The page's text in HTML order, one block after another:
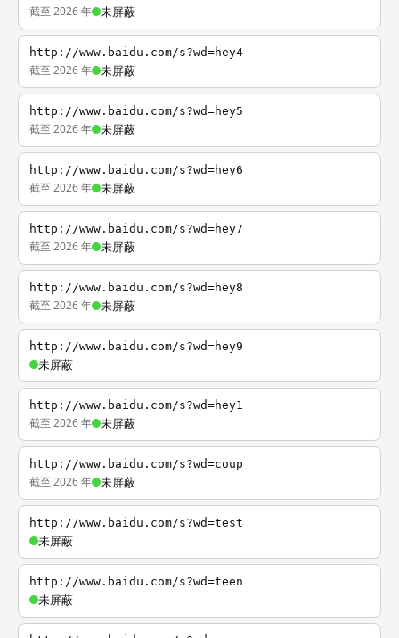
截至 2026 年 未屏蔽
http://www.baidu.com/s?wd=hey4
截至 2026 年 未屏蔽
http://www.baidu.com/s?wd=hey5
截至 2026 年 未屏蔽
http://www.baidu.com/s?wd=hey6
截至 2026 年 未屏蔽
http://www.baidu.com/s?wd=hey7
截至 2026 年 未屏蔽
http://www.baidu.com/s?wd=hey8
截至 2026 年 未屏蔽
http://www.baidu.com/s?wd=hey9
未屏蔽
http://www.baidu.com/s?wd=hey1
截至 2026 年 未屏蔽
http://www.baidu.com/s?wd=coup
截至 2026 年 未屏蔽
http://www.baidu.com/s?wd=test
未屏蔽
http://www.baidu.com/s?wd=teen
未屏蔽